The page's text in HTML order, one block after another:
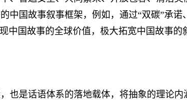
中国故事叙事框架，例如，通过“双碳”承诺
中国故事的全球价值，极大拓宽中国故事的
是话语体系的落地载体，将抽象的理论内